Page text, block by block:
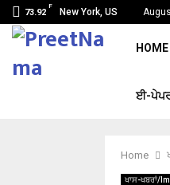
73.92
F
New York, US
HOME
ਈ-
Home
ਖਾਸ-ਖਬਰਾਂ/